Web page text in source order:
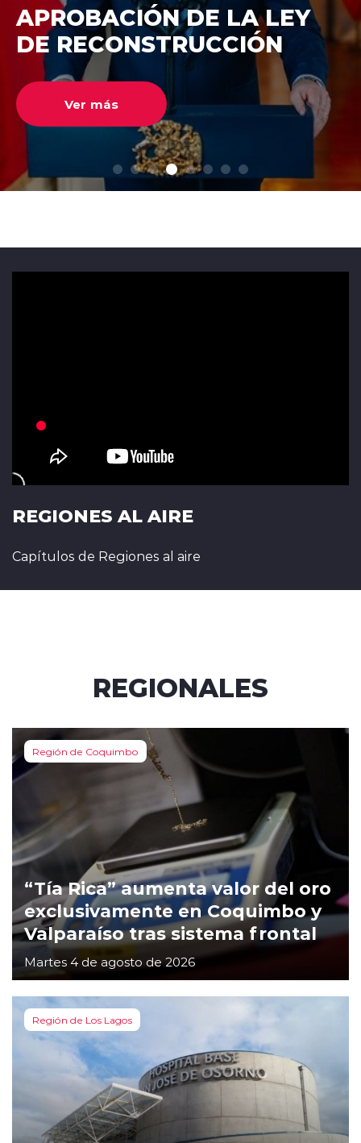
modo claro
DE RECONSTRUCCIÓ
NACIONAL
Ver más
REGIONES AL AIRE
Capítulos de Regiones al aire
REGIONALES
Región de Coquimbo
“Tía Rica” aumenta valor del oro
exclusivamente en Coquimbo y
Valparaíso tras sistema frontal
Martes 4 de agosto de 2026
Región de Los Lagos